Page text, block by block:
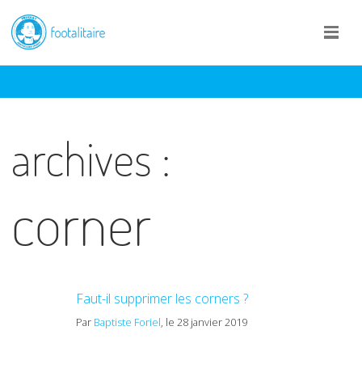
archives :
corner
Faut-il supprimer les corners ?
Par Baptiste Foriel, le 28 janvier 2019